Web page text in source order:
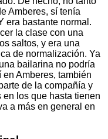
Amberes, sí tenía
era bastante normal.
la clase con una
saltos, y era una
de normalización. Ya
bailarina no podría
Amberes, también
de la compañía y
los que hasta tienen
a más en general en